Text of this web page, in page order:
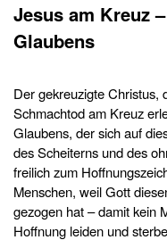
Jesus am Kreuz
Glaubens
Der gekreuzigte Christus,
Schmachtod am Kreuz
Glaubens, der sich auf
des Scheiterns und des
freilich zum
Menschen, weil Gott
gezogen hat – damit kein
Hoffnung leiden und